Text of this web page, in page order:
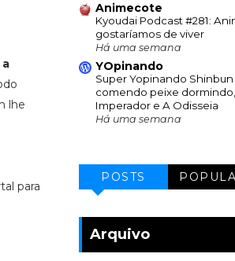
lhe
para
Animecote
Kyoudai Podcast #281:
gostaríamos de viver
Há uma semana
YOpinando
Super Yopinando
comendo peixe
Imperador e A Odisseia
Há uma semana
POSTS
Arquivo